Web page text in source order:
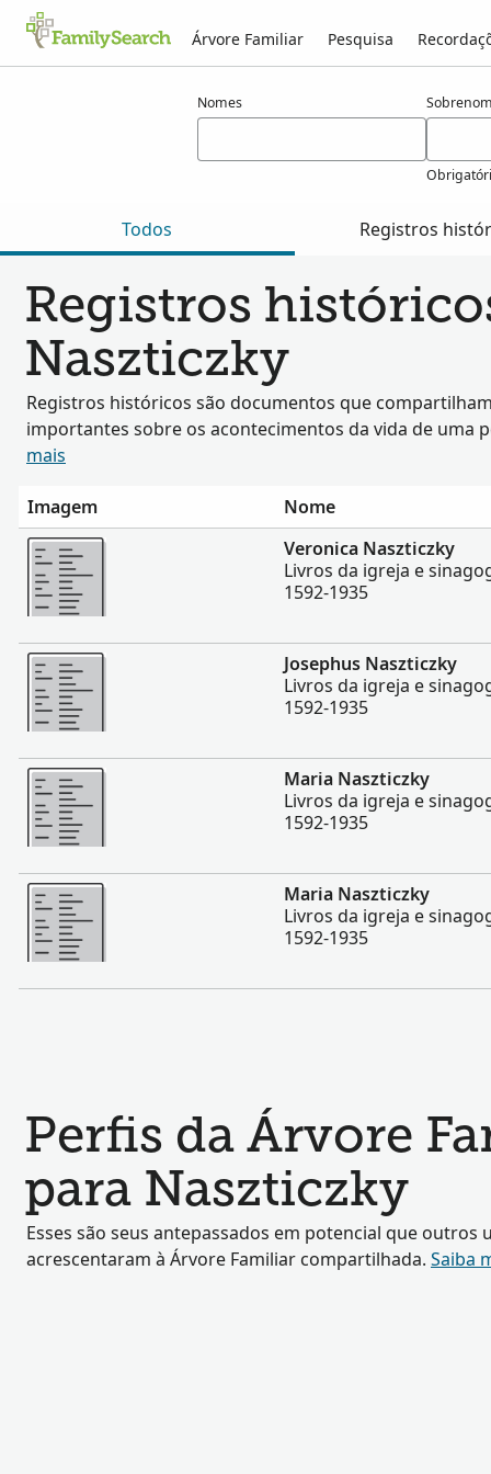
Árvore Familiar Pesquisa
Nomes
Todos Registros
Registros
Naszticzky
Registros históricos são documentos que
importantes sobre os acontecimentos da vida de uma
mais
Imagem Nome
Mais
Veronica Naszticzky
Livros da igreja e
1592-1935
Mais
Josephus Naszticzky
Livros da igreja e
1592-1935
Mais
Maria Naszticzky
Livros da igreja e
1592-1935
Mais
Maria Naszticzky
Livros da igreja e
1592-1935
Perfis da Árvore
para Naszticzky
Esses são seus antepassados em potencial que outros
acrescentaram à Árvore Familiar compartilhada. Saiba